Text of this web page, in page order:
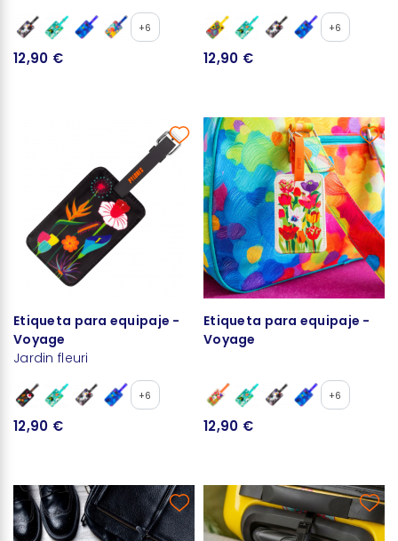
+6
12,90 €
+6
12,90 €
Etiqueta para equipaje -
Voyage
Jardin fleuri
+6
12,90 €
Etiqueta para equipaje -
Voyage
+6
12,90 €